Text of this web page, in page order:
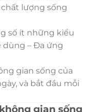
lượng sống
số ít những kiểu
dùng – Đa ứng
gian sống của
và bắt đầu mỗi
gian sống